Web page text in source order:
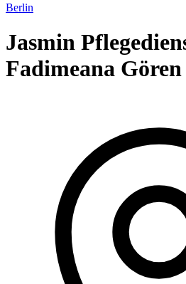
Berlin
Jasmin
Fadimeana Gören